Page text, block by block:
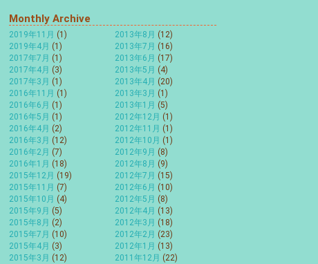
Monthly Archive
2019年11月 (1)
2019年4月 (1)
2017年7月 (1)
2017年4月 (3)
2017年3月 (1)
2016年11月 (1)
2016年6月 (1)
2016年5月 (1)
2016年4月 (2)
2016年3月 (12)
2016年2月 (7)
2016年1月 (18)
2015年12月 (19)
2015年11月 (7)
2015年10月 (4)
2015年9月 (5)
2015年8月 (2)
2015年7月 (10)
2015年4月 (3)
2015年3月 (12)
2013年8月 (12)
2013年7月 (16)
2013年6月 (17)
2013年5月 (4)
2013年4月 (20)
2013年3月 (1)
2013年1月 (5)
2012年12月 (1)
2012年11月 (1)
2012年10月 (1)
2012年9月 (8)
2012年8月 (9)
2012年7月 (15)
2012年6月 (10)
2012年5月 (8)
2012年4月 (13)
2012年3月 (18)
2012年2月 (23)
2012年1月 (13)
2011年12月 (22)